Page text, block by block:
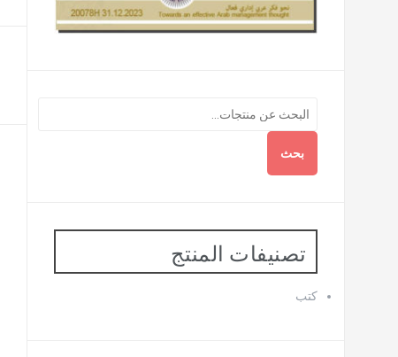
بحث
تصنيفات المنتج
كتب